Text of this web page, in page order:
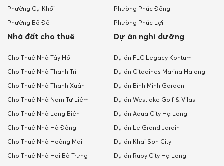
Phường Cự Khối
Phường Bồ Đề
Phường Phúc Đồng
Phường Phúc Lợi
Nhà đất cho thuê
Cho Thuê Nhà Tây Hồ
Cho Thuê Nhà Thanh Trì
Cho Thuê Nhà Thanh Xuân
Cho Thuê Nhà Nam Tư Liêm
Cho Thuê Nhà Long Biên
Cho Thuê Nhà Hà Đông
Cho Thuê Nhà Hoàng Mai
Cho Thuê Nhà Hai Bà Trưng
Dự án nghỉ dưỡng
Dự án FLC Legacy Kontum
Dự án Citadines Marina Halong
Dự án Bình Minh Garden
Dự án Westlake Golf & Vilas
Dự án Aqua City Hạ Long
Dự án Le Grand Jardin
Dự án Khai Sơn City
Dự án Ruby City Hạ Long